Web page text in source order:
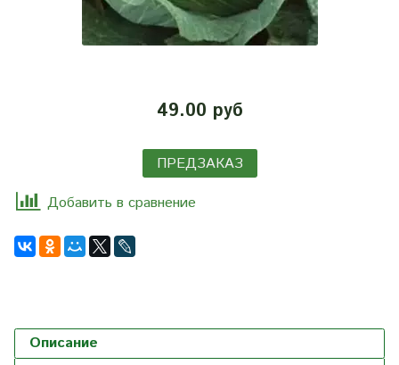
49.00 руб
ПРЕДЗАКАЗ
Добавить в сравнение
Описание